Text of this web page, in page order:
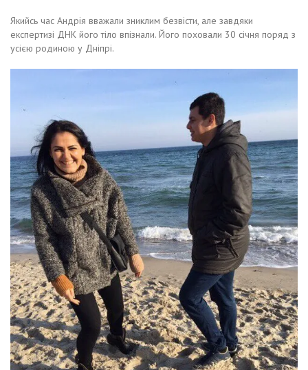
Якийсь час Андрія вважали зниклим безвісти, але завдяки
експертизі ДНК його тіло впізнали. Його поховали 30 січня поряд з
усією родиною у Дніпрі.